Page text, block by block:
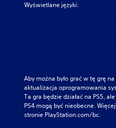
Wyświetlane języki:
Aby można było grać w tę grę
aktualizacja oprogramowania
Ta gra będzie działać na PS5,
PS4 mogą być nieobecne.
stronie PlayStation.com/bc.